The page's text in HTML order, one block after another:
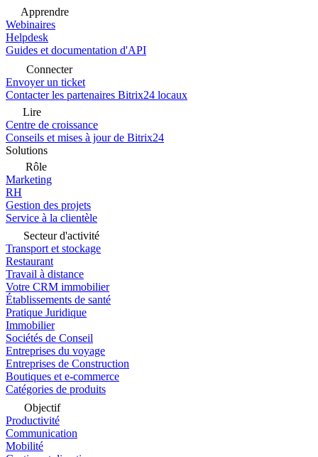
Apprendre
Webinaires
Helpdesk
Guides et documentation d'API
Connecter
Envoyer un ticket
Contacter les partenaires Bitrix24 locaux
Lire
Centre de croissance
Conseils et mises à jour de Bitrix24
Solutions
Rôle
Marketing
RH
Gestion des projets
Service à la clientèle
Secteur d'activité
Transport et stockage
Restaurant
Travail à distance
Votre CRM immobilier
Établissements de santé
Pratique Juridique
Immobilier
Sociétés de Conseil
Entreprises du voyage
Entreprises de Construction
Boutiques et e-commerce
Catégories de produits
Objectif
Productivité
Communication
Mobilité